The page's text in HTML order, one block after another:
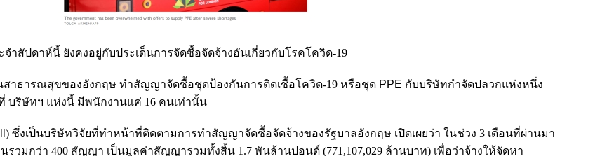
จำสัปดาห์นี้ ยังคงอยู่กับประเด็นการจัดซื้อจัดจ้างอันเกี่ยวกับโรคโควิด-19
สาธารณสุขของอังกฤษ ทำสัญญาจัดซื้อชุดป้องกันการติดเชื้อโควิด-19 หรือชุด PPE กับบริษัทกำจัดปลวกแห่งหนึ่ง
บริษัทฯ แห่งนี้ มีพนักงานแค่ 16 คนเท่านั้น
) ซึ่งเป็นบริษัทวิจัยที่ทำหน้าที่ติดตามการทำสัญญาจัดซื้อจัดจ้างของรัฐบาลอังกฤษ เปิดเผยว่า ในช่วง 3 เดือนที่ผ่านมา
รวมกว่า 400 สัญญา เป็นมูลค่าสัญญารวมทั้งสิ้น 1.7 พันล้านปอนด์ (771,107,029 ล้านบาท) เพื่อว่าจ้างให้จัดหา